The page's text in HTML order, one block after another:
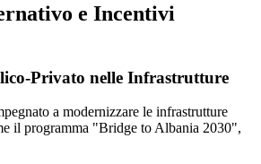
e Incentivi
Privato nelle Infrastrutture
a modernizzare le infrastrutture
il programma "Bridge to Albania 2030",